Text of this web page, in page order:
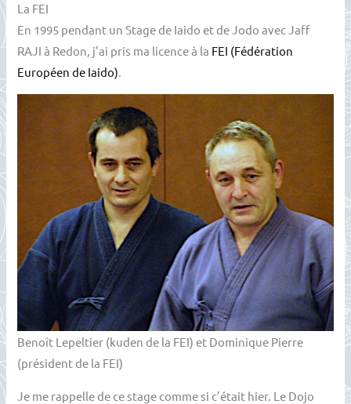
La FEI
En 1995 pendant un Stage de Iaido et de Jodo avec Jaff
RAJI à Redon, j’ai pris ma licence à la FEI (Fédération
Européen de Iaido).
Benoît Lepeltier (kuden de la FEI) et Dominique Pierre
(président de la FEI)
Je me rappelle de ce stage comme si c’était hier. Le Dojo